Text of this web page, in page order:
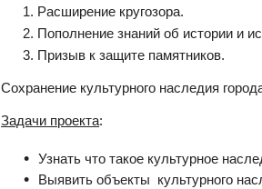
Расширение кругозора.
Пополнение знаний об истории и
Призыв к защите памятников.
Сохранение культурного наследия
Задачи проекта:
Узнать что такое культурное
Выявить объекты культурного